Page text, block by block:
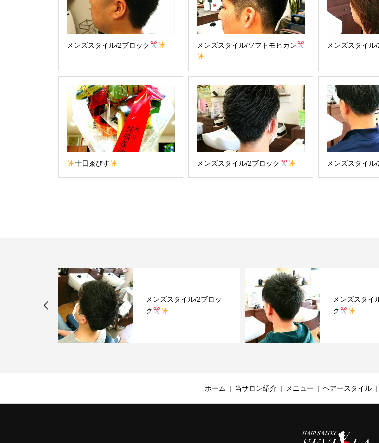
メンズスタイル/2ブロック メンズスタイル/ソフトモヒカン メンズスタイル
十日ゑびす メンズスタイル/2ブロック メンズスタイル
メンズスタイル/2ブロッ
ク
メンズスタイル/2ブロッ
ク
ホーム 当サロン紹介 メニュー ヘアースタイル